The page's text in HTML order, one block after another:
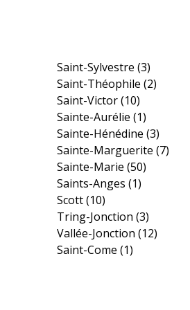
Saint-Sylvestre (3)
Saint-Théophile (2)
Saint-Victor(10)
Sainte-Aurélie (1)
Sainte-Hénédine (3)
Sainte-Marguerite (7)
Sainte-Marie (50)
Saints-Anges (1)
Scott(10)
Tring-Jonction (3)
Vallée-Jonction (12)
Saint-Come (1)